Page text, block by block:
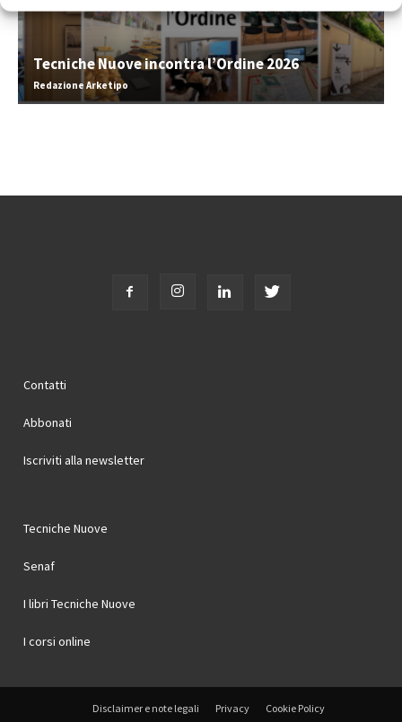
Tecniche Nuove incontra l’Ordine 2026
Redazione Arketipo
Contatti
Abbonati
Iscriviti alla newsletter
Tecniche Nuove
Senaf
I libri Tecniche Nuove
I corsi online
Disclaimer e note legali Privacy Cookie Policy